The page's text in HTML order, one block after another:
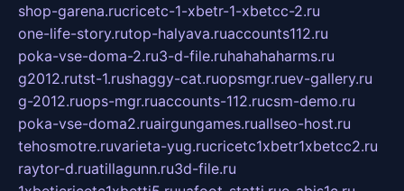
shop-garena.rucricetc-1-xbetr-1-xbetcc-2.ru
one-life-story.rutop-halyava.ruaccounts112.ru
poka-vse-doma-2.ru3-d-file.ruhahahaharms.ru
g2012.rutst-1.rushaggy-cat.ruopsmgr.ruev-gallery.ru
g-2012.ruops-mgr.ruaccounts-112.rucsm-demo.ru
poka-vse-doma2.ruairgungames.ruallseo-host.ru
tehosmotre.ruvarieta-yug.rucricetc1xbetr1xbetcc2.ru
raytor-d.ruatillagunn.ru3d-file.ru